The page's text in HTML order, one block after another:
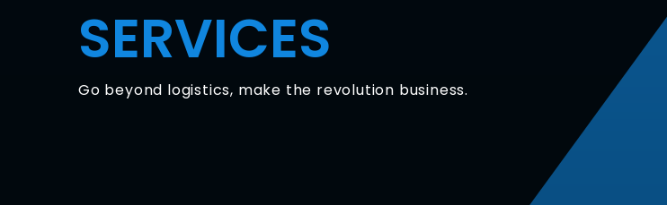
SERVICES
Go beyond logistics, make the revolution business.